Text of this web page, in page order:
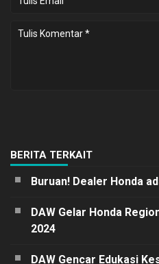
BERITA TERKAIT
Buruan! Dealer Honda
DAW Gelar Honda
2024
DAW Gencar Edukasi